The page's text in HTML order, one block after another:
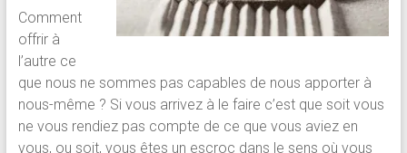
brève
Comment
offrir à
l’autre ce
que nous ne sommes pas capables de nous apporter à
nous-même ? Si vous arrivez à le faire c’est que soit vous
ne vous rendiez pas compte de ce que vous aviez en
vous, ou soit, vous êtes un escroc dans le sens où vous